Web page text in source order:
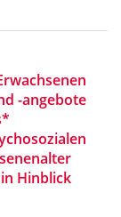
-angebote
Hinblick